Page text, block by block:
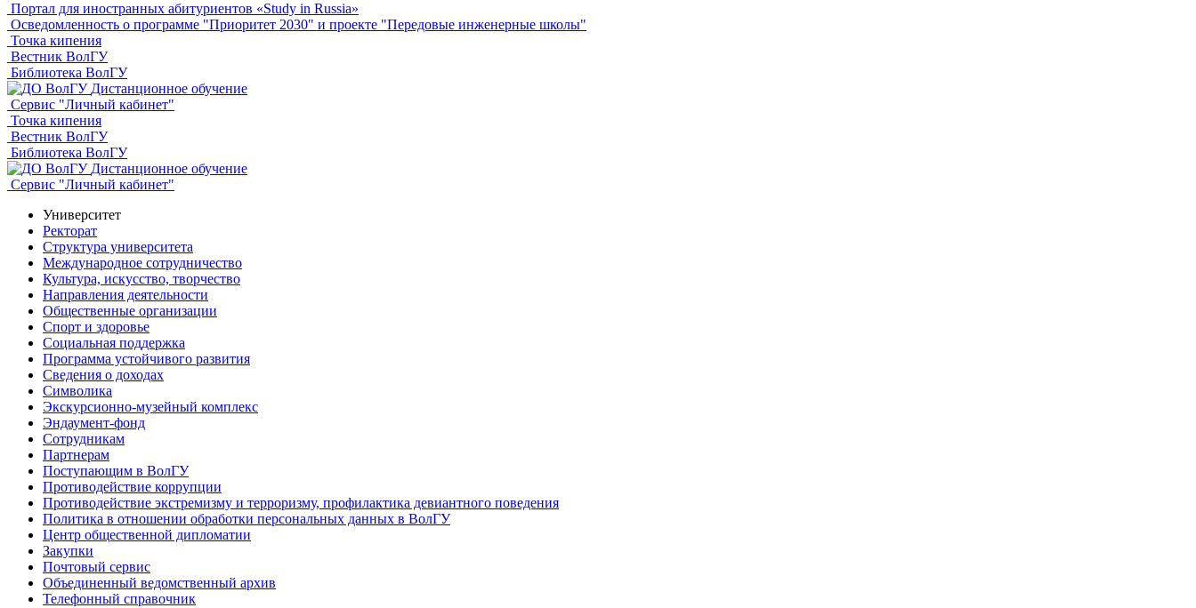
Портал для иностранных абитуриентов «Study in Russia»
Осведомленность о программе "Приоритет 2030" и проекте "Передовые инженерные школы"
Точка кипения
Вестник ВолГУ
Библиотека ВолГУ
Дистанционное обучение
Сервис "Личный кабинет"
Точка кипения
Вестник ВолГУ
Библиотека ВолГУ
Дистанционное обучение
Сервис "Личный кабинет"
Университет
Ректорат
Структура университета
Международное сотрудничество
Культура, искусство, творчество
Направления деятельности
Общественные организации
Спорт и здоровье
Социальная поддержка
Программа устойчивого развития
Сведения о доходах
Символика
Экскурсионно-музейный комплекс
Эндаумент-фонд
Сотрудникам
Партнерам
Поступающим в ВолГУ
Противодействие коррупции
Противодействие экстремизму и терроризму, профилактика девиантного поведения
Политика в отношении обработки персональных данных в ВолГУ
Центр общественной дипломатии
Закупки
Почтовый сервис
Объединенный ведомственный архив
Телефонный справочник